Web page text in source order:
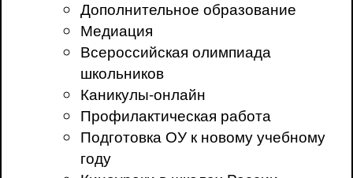
Дополнительное образование
Медиация
Всероссийская олимпиада
школьников
Каникулы-онлайн
Профилактическая работа
Подготовка ОУ к новому учебному
году